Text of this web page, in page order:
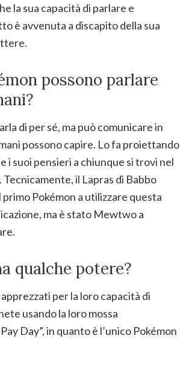
la sua capacità di parlare e
è avvenuta a discapito della sua
possono parlare
di per sé, ma può comunicare in
possono capire. Lo fa proiettando
i suoi pensieri a chiunque si trovi nel
Tecnicamente, il Lapras di Babbo
Pokémon a utilizzare questa
ma è stato Mewtwo a
qualche potere?
per la loro capacità di
usando la loro mossa
Day”, in quanto è l’unico Pokémon